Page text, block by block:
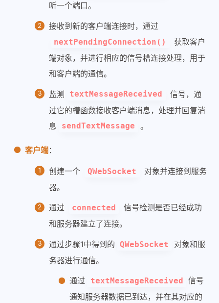
听一个端口。
接收到新的客户端连接时，通过
nextPendingConnection()
获取客户
端对象，并进行相应的信号槽连接处理，用于
和客户端的通信。
监测 textMessageReceived
信号，通
过它的槽函数接收客户端消息，处理并回复消
息
sendTextMessage 。
客户端：
创建一个 QWebSocket
对象并连接到服务
器。
通过 connected
信号检测是否已经成功
和服务器建立了连接。
通过步骤1中得到的 QWebSocket
对象和服
务器进行通信。
通过 textMessageReceived
信号
通知服务器数据已到达，并在其对应的